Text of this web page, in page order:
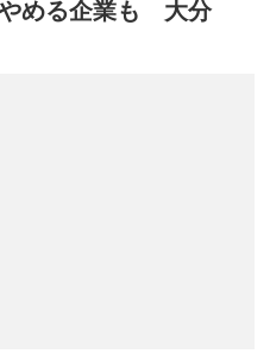
める企業も 大分